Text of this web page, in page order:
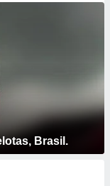
Brasil.